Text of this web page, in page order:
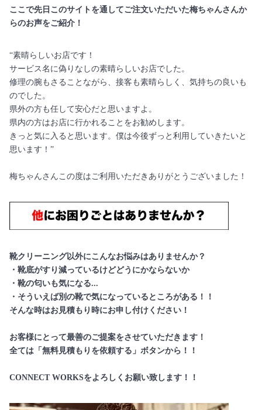
ここで先日このサイトを通してご注文いただいた梅ちゃんさんか
らのお声をご紹介！
“素晴らしいお店です！
サービス名に偽りなしの素晴らしいお店でした。
修理の腕もさることながら、接客も素晴らしく、気持ちの良いも
のでした。
県外の方も任して安心だと思いますよ。
県内の方はお店に行かれることをお勧めします。
きっと気に入ると思います。僕は今後ずっと利用していきたいと
思います！”
梅ちゃんさんこの度はご利用いただきありがとうございました！
靴クリーニング以外にこんなお悩みはありませんか？
・靴底がすり減っているけどどうにかならないか
・靴の匂いも気になる...
・そういえば別の靴で気になっているところがある！！
そんな時はお見積もり時にお申し付けください！
お客様にとって最善のご提案をさせていただきます！
全ては「無料見積もりを依頼する」ボタンから！！
CONNECT WORKSをよろしくお願い致します！！